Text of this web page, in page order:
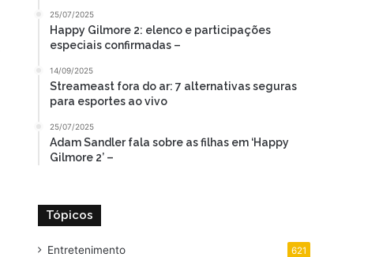
25/07/2025
Happy Gilmore 2: elenco e participações
especiais confirmadas –
14/09/2025
Streameast fora do ar: 7 alternativas seguras
para esportes ao vivo
25/07/2025
Adam Sandler fala sobre as filhas em ‘Happy
Gilmore 2’ –
Tópicos
Entretenimento 621